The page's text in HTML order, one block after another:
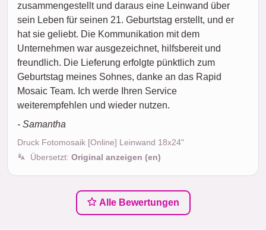
zusammengestellt und daraus eine Leinwand über
sein Leben für seinen 21. Geburtstag erstellt, und er
hat sie geliebt. Die Kommunikation mit dem
Unternehmen war ausgezeichnet, hilfsbereit und
freundlich. Die Lieferung erfolgte pünktlich zum
Geburtstag meines Sohnes, danke an das Rapid
Mosaic Team. Ich werde Ihren Service
weiterempfehlen und wieder nutzen.
- Samantha
Druck Fotomosaik [Online] Leinwand 18x24"
Übersetzt: Original anzeigen (en)
Alle Bewertungen